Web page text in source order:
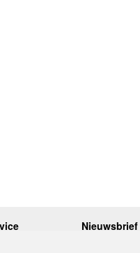
Nieuwsbrief